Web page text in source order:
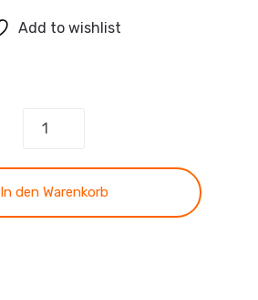
Add to wishlist
Sehen
Handeln
Menge
In den Warenkorb